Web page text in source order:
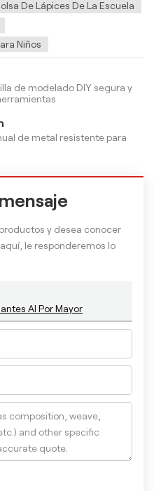
De Lápices De La Escuela
Niños
de modelado DIY segura y
de metal resistente para
y desea conocer
le responderemos lo
Al Por Mayor